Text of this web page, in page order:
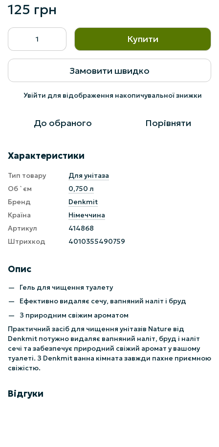
125 грн
Купити
Замовити швидко
Увійти для відображення накопичувальної знижки
До обраного Порівняти
Характеристики
Тип товару
Для унітаза
Об `єм
0,750 л
Бренд
Denkmit
Країна
Німеччина
Артикул
414868
Штрихкод
4010355490759
Опис
Гель для чищення туалету
Ефективно видаляє сечу, вапняний наліт і бруд
З природним свіжим ароматом
Практичний засіб для чищення унітазів Nature від
Denkmit потужно видаляє вапняний наліт, бруд і наліт
сечі та забезпечує природний свіжий аромат у вашому
туалеті. З Denkmit ванна кімната завжди пахне приємною
свіжістю.
Відгуки